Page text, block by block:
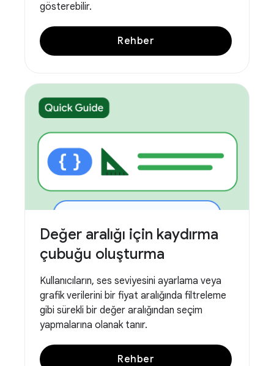
gösterebilir.
Rehber
Değer aralığı için kaydırma
çubuğu oluşturma
Kullanıcıların, ses seviyesini ayarlama veya
grafik verilerini bir fiyat aralığında filtreleme
gibi sürekli bir değer aralığından seçim
yapmalarına olanak tanır.
Rehber